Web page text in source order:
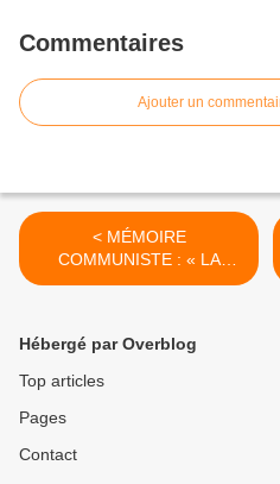
Commentaires
Ajouter un
< MÉMOIRE
COMMUNISTE : « LA
NATION FRANÇAISE »
1944)
Hébergé par Overblog
Top articles
Pages
Contact